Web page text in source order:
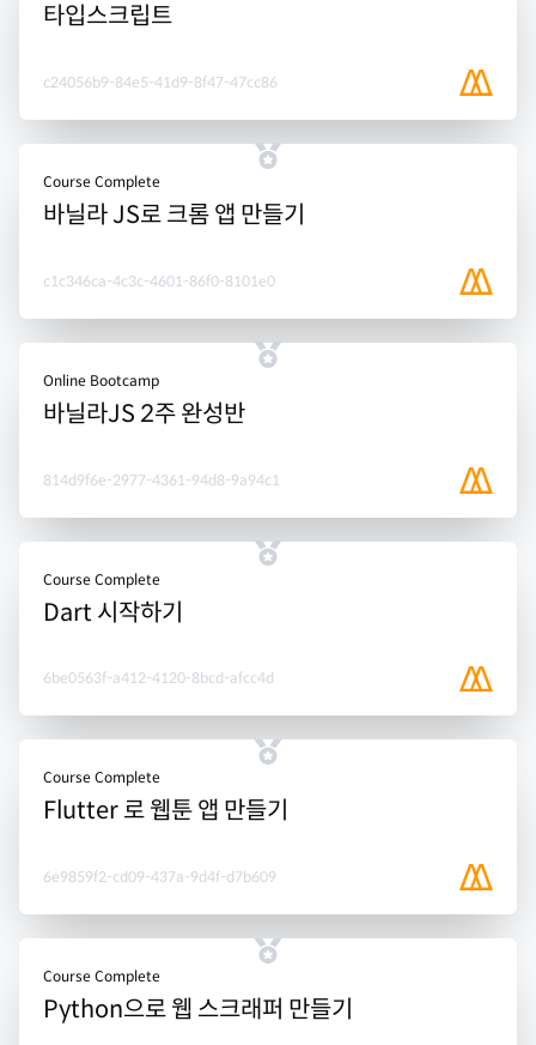
타입스크립트
c24056b9-84e5-41d9-8f47-47cc86
Course Complete
바닐라 JS로 크롬 앱 만들기
c1c346ca-4c3c-4601-86f0-8101e0
Online Bootcamp
바닐라JS 2주 완성반
814d9f6e-2977-4361-94d8-9a94c1
Course Complete
Dart 시작하기
6be0563f-a412-4120-8bcd-afcc4d
Course Complete
Flutter 로 웹툰 앱 만들기
6e9859f2-cd09-437a-9d4f-d7b609
Course Complete
Python으로 웹 스크래퍼 만들기